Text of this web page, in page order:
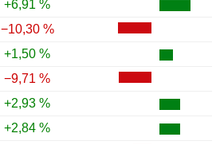
+6,91 %
−10,30 %
+1,50 %
−9,71 %
+2,93 %
+2,84 %